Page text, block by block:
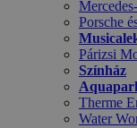
Porsche
Párizsi
Színház
Therme
Water